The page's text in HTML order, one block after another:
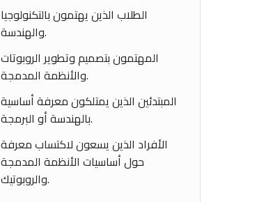
الطلاب الذين يهتمون بالتكنولوجيا
والهندسة.
المهتمون بتصميم وتطوير الروبوتات
والأنظمة المدمجة.
المبتدئين الذين يمتلكون معرفة أساسية
بالهندسة أو البرمجة.
الأفراد الذين يسعون لاكتساب معرفة
حول أساسيات الأنظمة المدمجة
والروبوتيك.